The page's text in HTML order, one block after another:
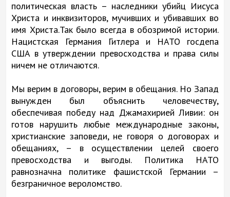
политическая власть – наследники убийц Иисуса
Христа и инквизиторов, мучивших и убивавших во
имя Христа.Так было всегда в обозримой истории.
Нацистская Германия Гитлера и НАТО госдепа
США в утверждении превосходства и права силы
ничем не отличаются.
Мы верим в договоры, верим в обещания. Но Запад
вынужден был объяснить человечеству,
обеспечивая победу над Джамахирией Ливии: он
готов нарушить любые международные законы,
христианские заповеди, не говоря о договорах и
обещаниях, – в осуществлении целей своего
превосходства и выгоды. Политика НАТО
равнозначна политике фашистской Германии –
безграничное вероломство.